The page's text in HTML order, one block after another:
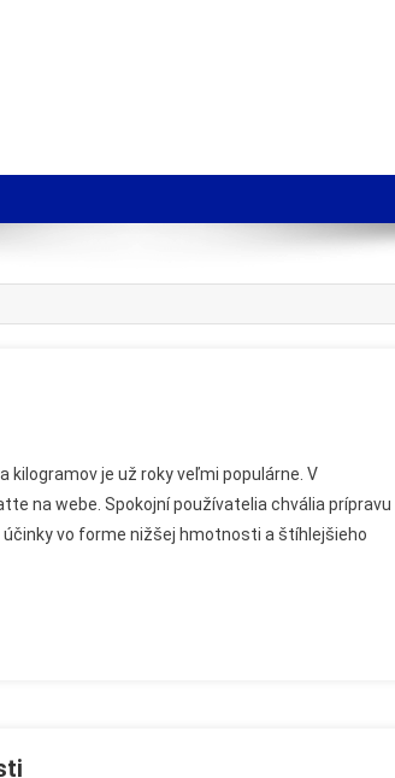
je už roky veľmi populárne. V
na webe. Spokojní používatelia chvália prípravu
vo forme nižšej hmotnosti a štíhlejšieho